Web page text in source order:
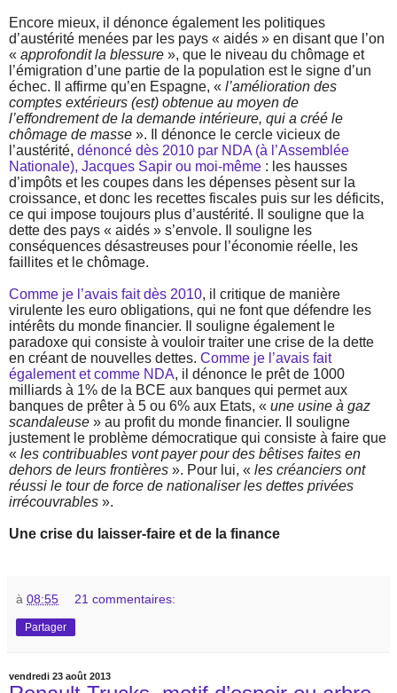
Encore mieux, il dénonce également les politiques
d’austérité menées par les pays « aidés » en disant que l’on
« approfondit la blessure », que le niveau du chômage et
l’émigration d’une partie de la population est le signe d’un
échec. Il affirme qu’en Espagne, « l’amélioration des
comptes extérieurs (est) obtenue au moyen de
l’effondrement de la demande intérieure, qui a créé le
chômage de masse ». Il dénonce le cercle vicieux de
l’austérité, dénoncé dès 2010 par NDA (à l’Assemblée
Nationale), Jacques Sapir ou moi-même : les hausses
d’impôts et les coupes dans les dépenses pèsent sur la
croissance, et donc les recettes fiscales puis sur les déficits,
ce qui impose toujours plus d’austérité. Il souligne que la
dette des pays « aidés » s’envole. Il souligne les
conséquences désastreuses pour l’économie réelle, les
faillites et le chômage.
Comme je l’avais fait dès 2010, il critique de manière
virulente les euro obligations, qui ne font que défendre les
intérêts du monde financier. Il souligne également le
paradoxe qui consiste à vouloir traiter une crise de la dette
en créant de nouvelles dettes. Comme je l’avais fait
également et comme NDA, il dénonce le prêt de 1000
milliards à 1% de la BCE aux banques qui permet aux
banques de prêter à 5 ou 6% aux Etats, « une usine à gaz
scandaleuse » au profit du monde financier. Il souligne
justement le problème démocratique qui consiste à faire que
« les contribuables vont payer pour des bêtises faites en
dehors de leurs frontières ». Pour lui, « les créanciers ont
réussi le tour de force de nationaliser les dettes privées
irrécouvrables ».
Une crise du laisser-faire et de la finance
à 08:55 21 commentaires:
Partager
vendredi 23 août 2013